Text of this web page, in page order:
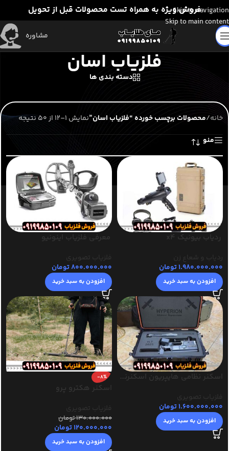
Skip to navigation
Skip to main content
فروش ویژه به همراه تست محصولات قبل از تحویل
مشاوره
فلزیاب اسان
دسته بندی ها
خانه/محصولات برچسب خورده “فلزیاب اسان”نمایش 1–12 از 50 نتیجه
منو
ردیاب بیونیک x4
ردیاب و شعاع زن
1.980.000.000تومان
افزودن به سبد خرید
معرفی فلزیاب اینونیو
فلزیاب تصویری
800.000.000تومان
افزودن به سبد خرید
فلزیاب تصویری
1.600.000.000تومان
افزودن به سبد خرید
-8%
اسکنر هکترو پرو
فلزیاب تصویری
130.000.000تومان
120.000.000تومان
افزودن به سبد خرید